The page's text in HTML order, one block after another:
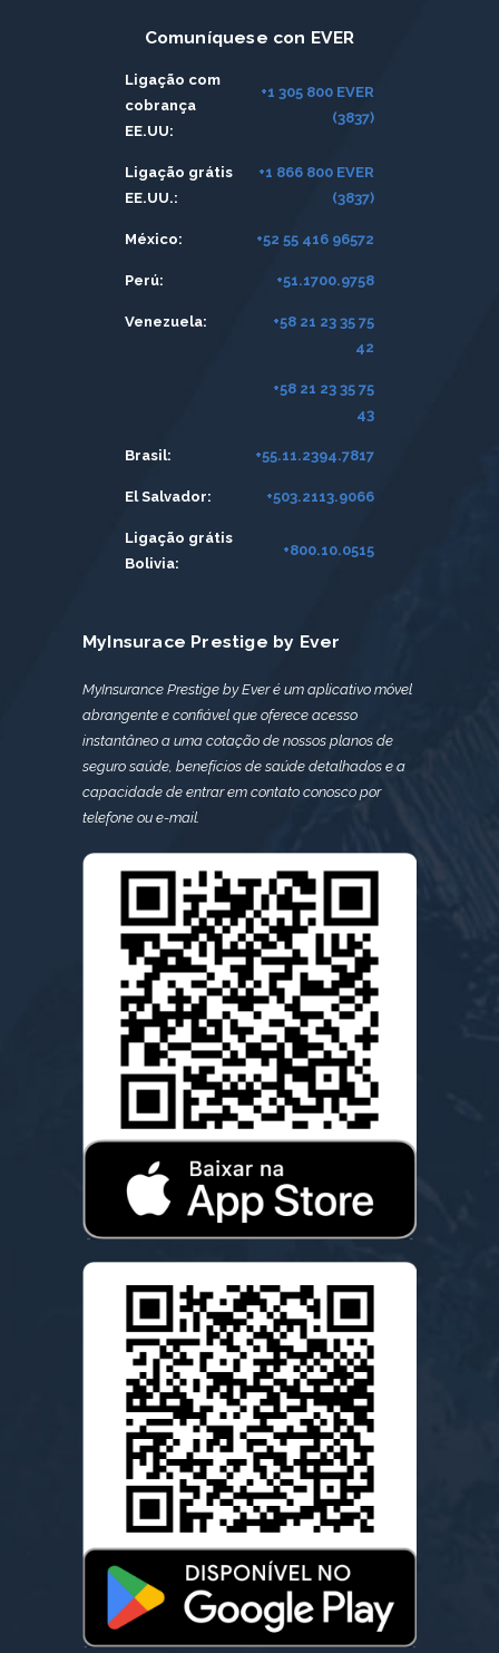
Comuníquese con EVER
Ligação com
cobrança
EE.UU:
+1 305 800 EVER
(3837)
Ligação grátis
EE.UU.:
+1 866 800 EVER
(3837)
México: +52 55 416 96572
Perú: +51.1700.9758
Venezuela:
+58 21 23 35 75
42
+58 21 23 35 75
43
Brasil: +55.11.2394.7817
El Salvador: +503.2113.9066
Ligação grátis
Bolivia:
+800.10.0515
MyInsurace Prestige by Ever
MyInsurance Prestige by Ever é um aplicativo móvel
abrangente e confiável que oferece acesso
instantâneo a uma cotação de nossos planos de
seguro saúde, benefícios de saúde detalhados e a
capacidade de entrar em contato conosco por
telefone ou e-mail.